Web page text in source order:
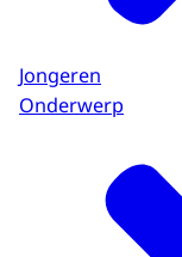
Jongeren
Onderwerp